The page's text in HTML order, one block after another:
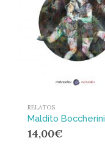
RELATOS
Maldito Boccherini
14,00€